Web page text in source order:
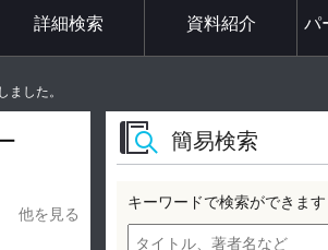
詳細検索 資料紹介 パ
ました。
他を見る
簡易検索
キーワードで検索ができます